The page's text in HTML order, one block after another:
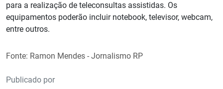
para a realização de teleconsultas assistidas. Os
equipamentos poderão incluir notebook, televisor, webcam,
entre outros.
Fonte: Ramon Mendes - Jornalismo RP
Publicado por